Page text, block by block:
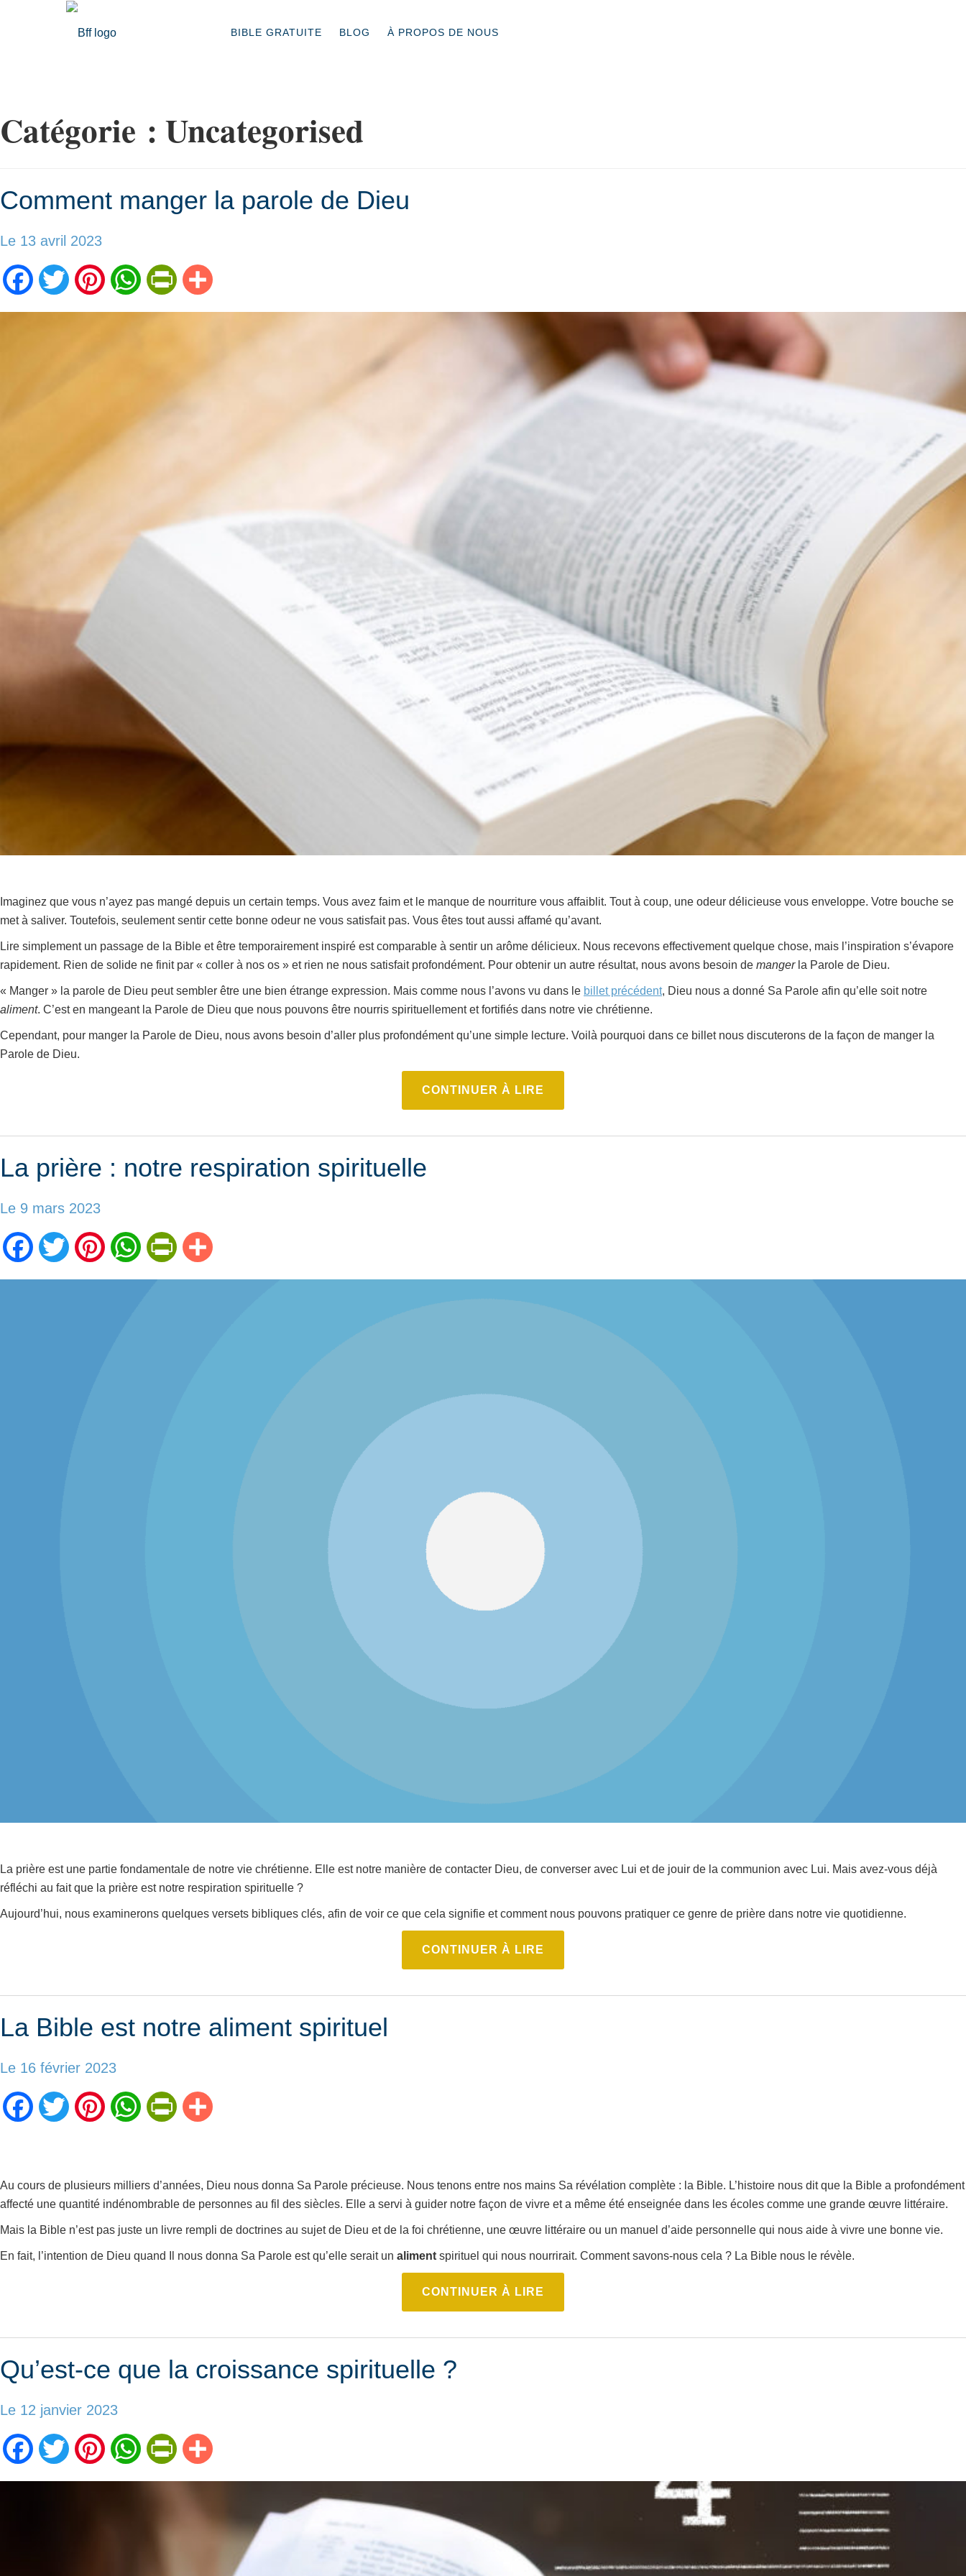
BIBLE GRATUITE BLOG À PROPOS DE NOUS
Catégorie : Uncategorised
Comment manger la parole de Dieu
Le 13 avril 2023
FacebookTwitter PinterestWhatsAppPrintFriendly
Imaginez que vous n’ayez pas mangé depuis un certain temps. Vous avez faim et le manque de nourriture vous affaiblit. Tout à coup, une odeur délicieuse vous enveloppe. Votre bouche se
met à saliver. Toutefois, seulement sentir cette bonne odeur ne vous satisfait pas. Vous êtes tout aussi affamé qu’avant.
Lire simplement un passage de la Bible et être temporairement inspiré est comparable à sentir un arôme délicieux. Nous recevons effectivement quelque chose, mais l’inspiration s’évapore
rapidement. Rien de solide ne finit par « coller à nos os » et rien ne nous satisfait profondément. Pour obtenir un autre résultat, nous avons besoin de mangerla Parole de Dieu.
« Manger » la parole de Dieu peut sembler être une bien étrange expression. Mais comme nous l’avons vu dans le billet précédent, Dieu nous a donné Sa Parole afin qu’elle soit notre
aliment. C’est en mangeant la Parole de Dieu que nous pouvons être nourris spirituellement et fortifiés dans notre vie chrétienne.
Cependant, pour manger la Parole de Dieu, nous avons besoin d’aller plus profondément qu’une simple lecture. Voilà pourquoi dans ce billet nous discuterons de la façon de manger la
Parole de Dieu.
CONTINUER À LIRE
La prière : notre respiration spirituelle
Le 9 mars 2023
FacebookTwitter PinterestWhatsAppPrintFriendly
La prière est une partie fondamentale de notre vie chrétienne. Elle est notre manière de contacter Dieu, de converser avec Lui et de jouir de la communion avec Lui. Mais avez-vous déjà
réfléchi au fait que la prière est notre respiration spirituelle ?
Aujourd’hui, nous examinerons quelques versets bibliques clés, afin de voir ce que cela signifie et comment nous pouvons pratiquer ce genre de prière dans notre vie quotidienne.
CONTINUER À LIRE
La Bible est notre aliment spirituel
Le 16 février 2023
FacebookTwitter PinterestWhatsAppPrintFriendly
Au cours de plusieurs milliers d’années, Dieu nous donna Sa Parole précieuse. Nous tenons entre nos mains Sa révélation complète : la Bible. L’histoire nous dit que la Bible a profondément
affecté une quantité indénombrable de personnes au fil des siècles. Elle a servi à guider notre façon de vivre et a même été enseignée dans les écoles comme une grande œuvre littéraire.
Mais la Bible n’est pas juste un livre rempli de doctrines au sujet de Dieu et de la foi chrétienne, une œuvre littéraire ou un manuel d’aide personnelle qui nous aide à vivre une bonne vie.
En fait, l’intention de Dieu quand Il nous donna Sa Parole est qu’elle serait un aliment spirituel qui nous nourrirait. Comment savons-nous cela ? La Bible nous le révèle.
CONTINUER À LIRE
Qu’est-ce que la croissance spirituelle ?
Le 12 janvier 2023
FacebookTwitter PinterestWhatsAppPrintFriendly